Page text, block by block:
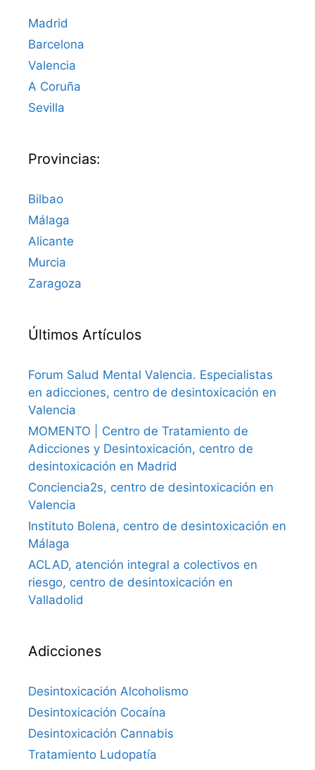
Madrid
Barcelona
Valencia
A Coruña
Sevilla
Provincias:
Bilbao
Málaga
Alicante
Murcia
Zaragoza
Últimos Artículos
Forum Salud Mental Valencia. Especialistas
en adicciones, centro de desintoxicación en
Valencia
MOMENTO | Centro de Tratamiento de
Adicciones y Desintoxicación, centro de
desintoxicación en Madrid
Conciencia2s, centro de desintoxicación en
Valencia
Instituto Bolena, centro de desintoxicación en
Málaga
ACLAD, atención integral a colectivos en
riesgo, centro de desintoxicación en
Valladolid
Adicciones
Desintoxicación Alcoholismo
Desintoxicación Cocaína
Desintoxicación Cannabis
Tratamiento Ludopatía